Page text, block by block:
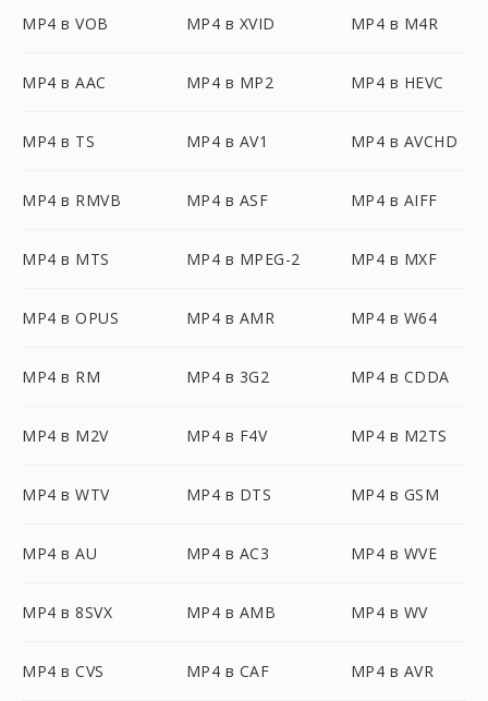
MP4 в VOB MP4 в XVID MP4 в M4R
MP4 в AAC MP4 в MP2 MP4 в HEVC
MP4 в TS MP4 в AV1 MP4 в AVCHD
MP4 в RMVB MP4 в ASF MP4 в AIFF
MP4 в MTS MP4 в MPEG-2 MP4 в MXF
MP4 в OPUS MP4 в AMR MP4 в W64
MP4 в RM MP4 в 3G2 MP4 в CDDA
MP4 в M2V MP4 в F4V MP4 в M2TS
MP4 в WTV MP4 в DTS MP4 в GSM
MP4 в AU MP4 в AC3 MP4 в WVE
MP4 в 8SVX MP4 в AMB MP4 в WV
MP4 в CVS MP4 в CAF MP4 в AVR